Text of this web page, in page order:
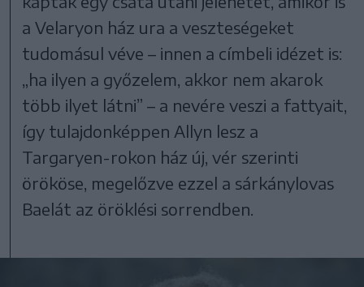
a Velaryon ház ura a veszteségeket
tudomásul véve – innen a címbeli idézet is:
„ha ilyen a győzelem, akkor nem akarok
több ilyet látni” – a nevére veszi a fattyait,
így tulajdonképpen Allyn lesz a
Targaryen-rokon ház új, vér szerinti
örököse, megelőzve ezzel a sárkánylovas
Baelát az öröklési sorrendben.